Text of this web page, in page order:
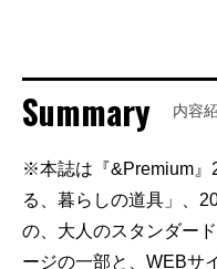
Summary 内容
※本誌は『&Premium』
る、暮らしの道具」、
の、大人のスタンダー
ージの一部と、WEBサ